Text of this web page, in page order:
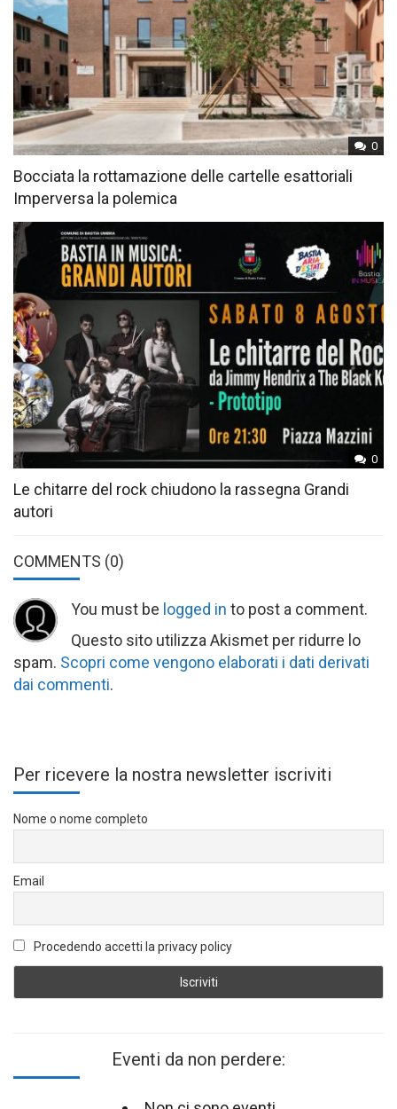
0
Bocciata la rottamazione delle cartelle esattoriali
Imperversa la polemica
0
Le chitarre del rock chiudono la rassegna Grandi
autori
COMMENTS (0)
You must be logged in to post a comment.
Questo sito utilizza Akismet per ridurre lo
spam. Scopri come vengono elaborati i dati derivati
dai commenti.
Per ricevere la nostra newsletter iscriviti
Nome o nome completo
Email
Procedendo accetti la privacy policy
Eventi da non perdere: